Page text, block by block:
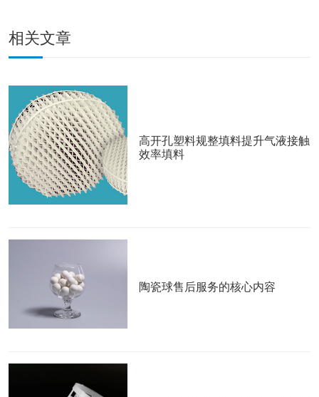
相关文章
高开孔塑料规整填料提升气液接触
效率填料
陶瓷球售后服务的核心内容